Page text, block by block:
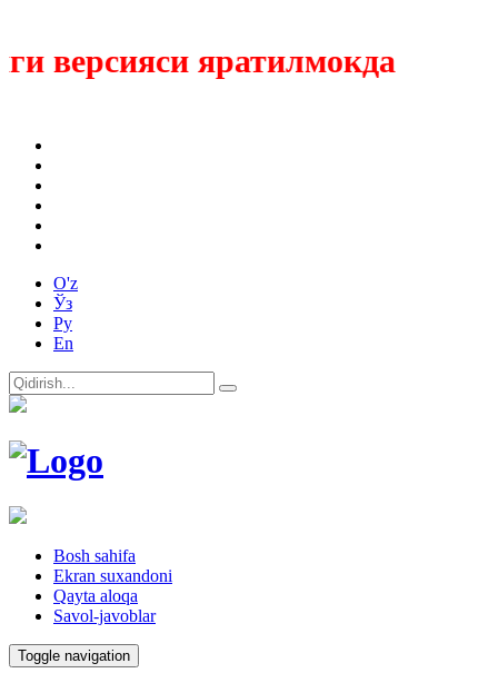
версияси яратилмокда
O'z
Ўз
Ру
En
Bosh sahifa
Ekran suxandoni
Qayta aloqa
Savol-javoblar
Toggle navigation